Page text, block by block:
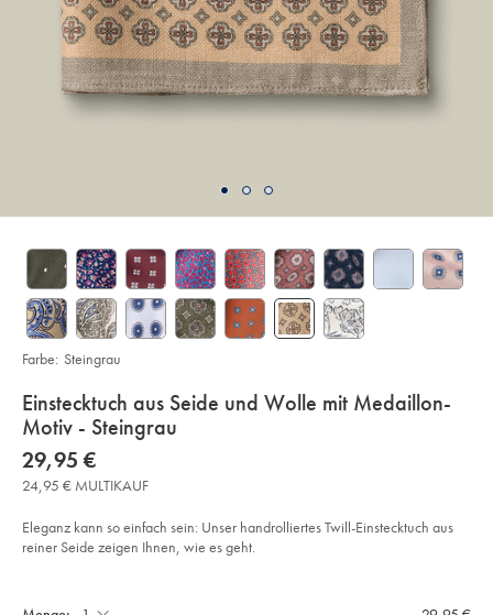
details
about
product:
Einstecktuch aus Seide und Wolle mit Medaillon-
Motiv - Steingrau
Details
https://www.charlestyrwhitt.com/de/einstecktuch-
aus-
seide-
und-
mit-
medaillon-
motiv%C2%A0-
now
29,95
€
29,95 €
24,95 € MULTIKAUF
Eleganz kann so einfach sein: Unser handrolliertes Twill-Einstecktuch aus
reiner Seide zeigen Ihnen, wie es geht.
Farbe: Steingrau
Actions
cart